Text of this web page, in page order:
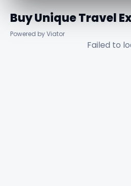
Buy Unique Travel
Powered by Viator
Failed to